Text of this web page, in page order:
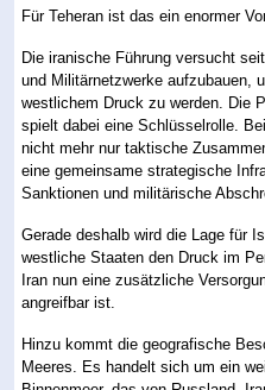
Für Teheran ist das ein enormer
Die iranische Führung versucht
und Militärnetzwerke aufzubauen,
westlichem Druck zu werden. Die
spielt dabei eine Schlüsselrolle.
nicht mehr nur taktische
eine gemeinsame strategische
Sanktionen und militärische
Gerade deshalb wird die Lage für
westliche Staaten den Druck im
Iran nun eine zusätzliche
angreifbar ist.
Hinzu kommt die geografische
Meeres. Es handelt sich um ein